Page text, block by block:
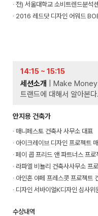
∙ 전) 서울대학교 소비트렌드분석
∙ 2016 레드닷 디자인 어워드
14:15 ~ 15:15
세션소개
| Make
트랜드에 대해서 알아본다.
안지용 건축가
∙ 매니페스토 건축사 사무소 대표
∙ 아이크레이브 디자인 프로젝트
∙ 페이 콥 프리드 앤 파트너스 프
∙ 라파엘 비뇰리 건축사사무소 프
∙ 아인혼 야페 프레스콧 프로젝트
∙ 디자인 서바이얼K디자인 심사위
수상내역